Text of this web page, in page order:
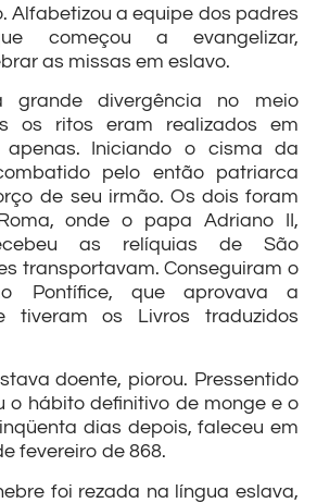
Alfabetizou a equipe dos padres
começou a evangelizar,
as missas em eslavo.
grande divergência no meio
os ritos eram realizados em
Iniciando o cisma da
pelo então patriarca
de seu irmão. Os dois foram
onde o papa Adriano II,
as relíquias de São
transportavam. Conseguiram o
Pontífice, que aprovava a
tiveram os Livros traduzidos
doente, piorou. Pressentido
o hábito definitivo de monge e o
dias depois, faleceu em
fevereiro de 868.
foi rezada na língua eslava,